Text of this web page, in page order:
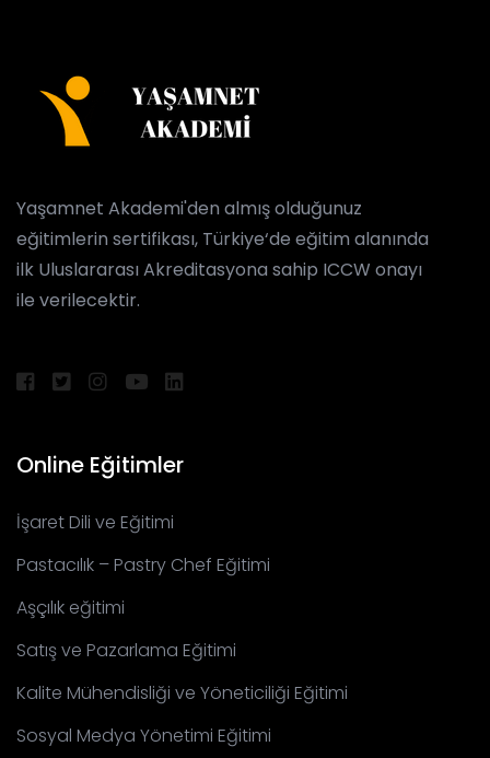
Yaşamnet Akademi'den almış olduğunuz
eğitimlerin sertifikası, Türkiye‘de eğitim alanında
ilk Uluslararası Akreditasyona sahip ICCW onayı
ile verilecektir.
Online Eğitimler
İşaret Dili ve Eğitimi
Pastacılık – Pastry Chef Eğitimi
Aşçılık eğitimi
Satış ve Pazarlama Eğitimi
Kalite Mühendisliği ve Yöneticiliği Eğitimi
Sosyal Medya Yönetimi Eğitimi